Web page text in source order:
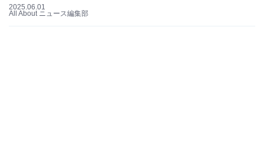
2025.06.01
All About ニュース編集部